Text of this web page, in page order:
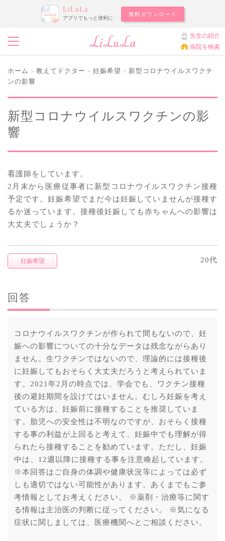
LiLuLa
アプリでもっと便利に
無料ダウンロード
先生の紹介
病院を検索
ホーム > 教えてドクター > 妊娠希望 > 新型コロナウイルスワクチ
ンの影響
新型コロナウイルスワクチンの影
響
看護師をしています。
2月末から医療従事者に新型コロナウイルスワクチン接種
予定です。妊娠希望でまだ今は妊娠していませんが接種す
るか迷っています。接種後妊娠しても赤ちゃんへの影響は
大丈夫でしょうか？
妊娠希望 20代
回答
コロナウイルスワクチンが作られて間もないので、妊
娠への影響についての十分なデータは残念ながらあり
ません。生ワクチンではないので、理論的には接種後
に妊娠してもおそらく大丈夫だろうと考えられていま
す。2021年2月の時点では、学会でも、ワクチン接種
後の避妊期間を設けてはいません。むしろ妊娠を考え
ている方は、妊娠前に接種することを推奨していま
す。胎児への安全性は不明なのですが、おそらく接種
する事の利益が上回ると考えて、妊娠中でも理解が得
られたら接種することを勧めています。ただし、妊娠
中は、12週以降に接種する事を注意喚起しています。
※本回答はご自身の体調や健康状況等によっては必ず
しも適切ではない可能性があります。あくまでもご参
考情報としてお考えください。 ※薬剤・治療等に関す
る情報は主治医の判断に従ってください。 ※気になる
症状に関しましては、医療機関へとご相談ください。